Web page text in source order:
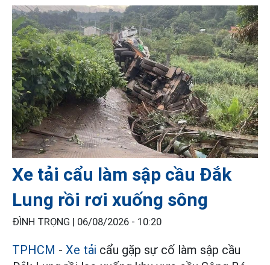
Xe tải cẩu làm sập cầu Đắk
Lung rồi rơi xuống sông
ĐÌNH TRỌNG | 06/08/2026 - 10:20
TPHCM - Xe tải cẩu gặp sự cố làm sập cầu